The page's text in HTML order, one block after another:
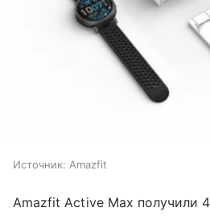
Источник: Amazfit
Amazfit Active Max получили